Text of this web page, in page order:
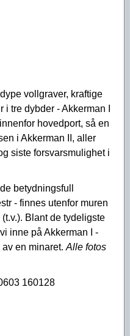
vollgraver, kraftige
tre dybder - Akkerman I
hovedport, så en
i Akkerman II, aller
siste forsvarsmulighet i
betydningsfull
- finnes utenfor muren
Blant de tydeligste
inne på Akkerman I -
en minaret. Alle fotos